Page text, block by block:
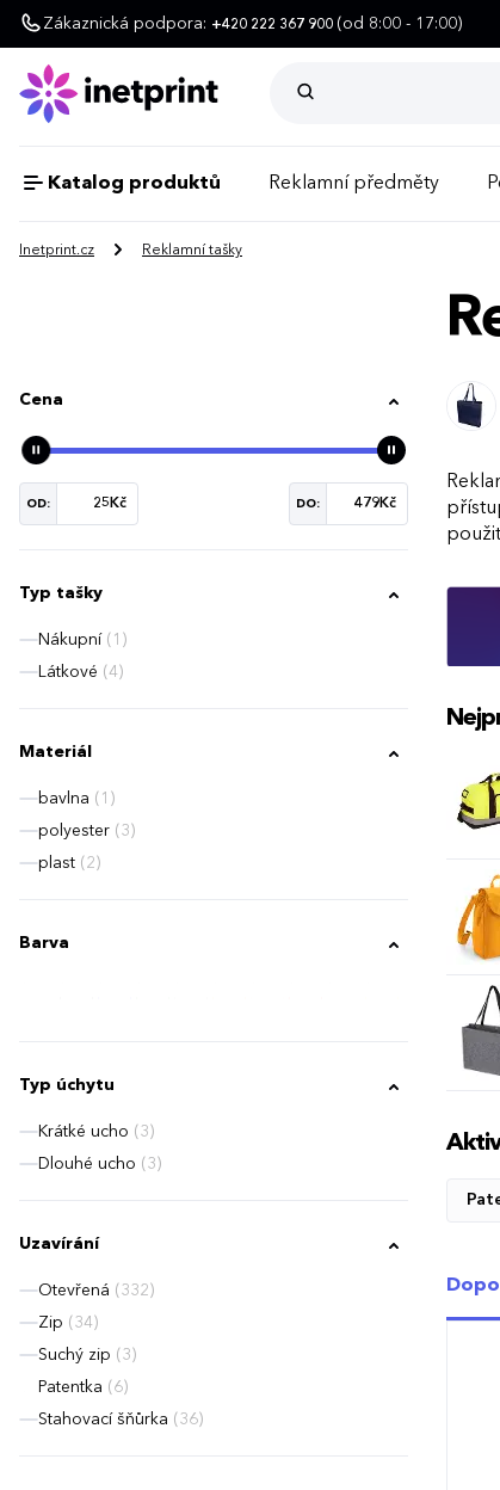
Zákaznická podpora: +420 222 367 900 (od 8:00 - 17:00)
Katalog produktů Reklamní předměty
Inetprint.cz Reklamní tašky
Cena
OD: DO:
Typ tašky
Nákupní(1)
Látkové (4)
Materiál
bavlna (1)
polyester (3)
plast (2)
Barva
Typ úchytu
Krátké ucho (3)
Dlouhé ucho (3)
Uzavírání
Otevřená (332)
Zip (34)
Suchý zip (3)
Patentka (6)
Stahovací šňůrka (36)